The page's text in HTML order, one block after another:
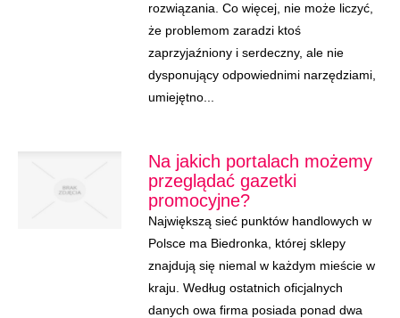
rozwiązania. Co więcej, nie może liczyć,
że problemom zaradzi ktoś
zaprzyjaźniony i serdeczny, ale nie
dysponujący odpowiednimi narzędziami,
umiejętno...
Na jakich portalach możemy
przeglądać gazetki
promocyjne?
Największą sieć punktów handlowych w
Polsce ma Biedronka, której sklepy
znajdują się niemal w każdym mieście w
kraju. Według ostatnich oficjalnych
danych owa firma posiada ponad dwa